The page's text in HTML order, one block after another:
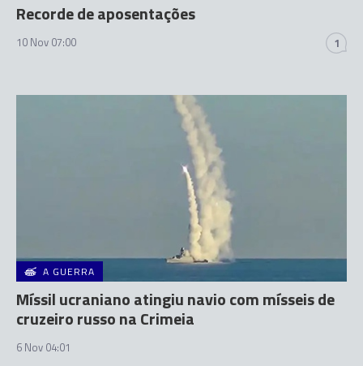
Recorde de aposentações
10 Nov 07:00 1
A GUERRA
Míssil ucraniano atingiu navio com mísseis de
cruzeiro russo na Crimeia
6 Nov 04:01